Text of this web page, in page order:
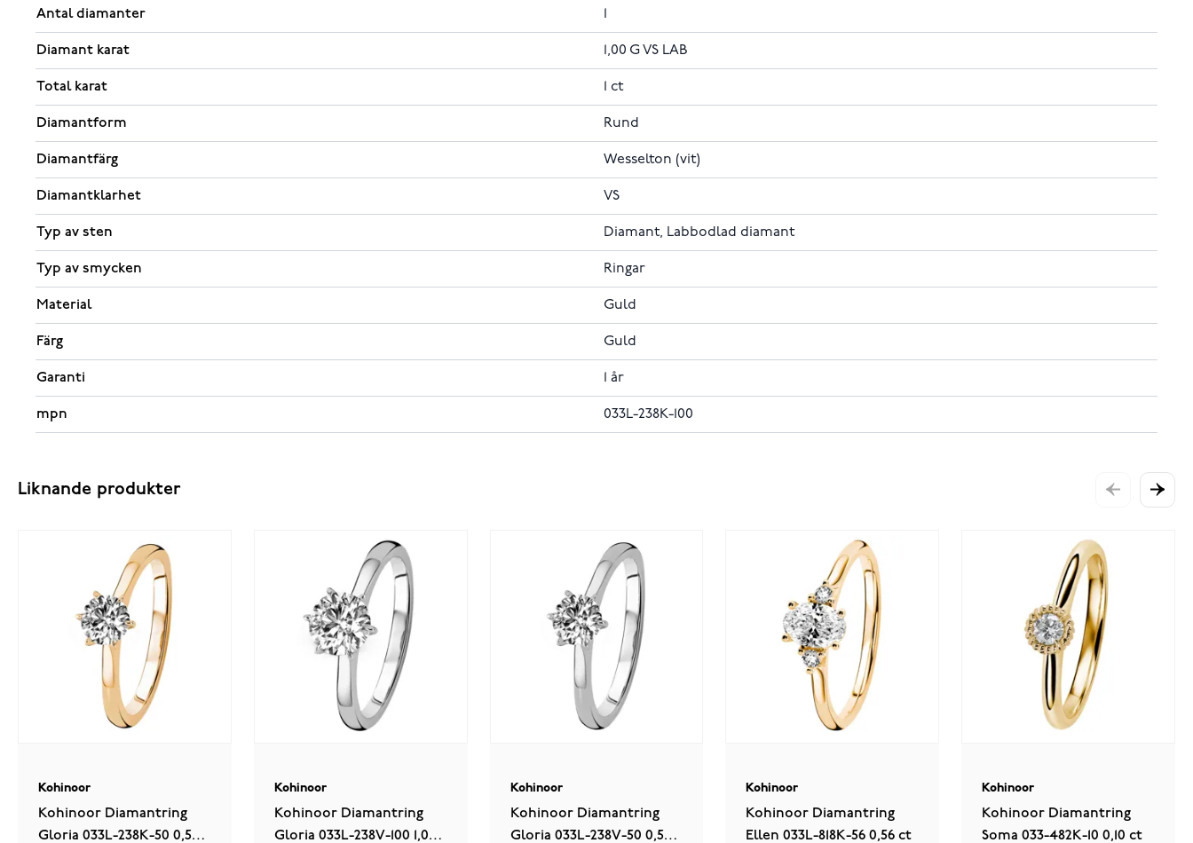
Antal diamanter
Diamant karat 1,00 G VS LAB
Total karat 1 ct
Diamantform Rund
Diamantfärg Wesselton (vit)
Diamantklarhet VS
Typ av sten Diamant, Labbodlad diamant
Typ av smycken Ringar
Material Guld
Färg Guld
Garanti 1 år
mpn 033L-238K-100
Liknande produkter
Kohinoor
Kohinoor Diamantring
Gloria 033L-238K-50 0,50
Kohinoor
Kohinoor Diamantring
Gloria 033L-238V-100 1,00
Kohinoor
Kohinoor Diamantring
Gloria 033L-238V-50 0,50
Kohinoor
Kohinoor Diamantring
Ellen 033L-818K-56 0,56 ct
Kohinoor
Kohinoor Diamantring
Soma 033-482K-10 0,10 ct